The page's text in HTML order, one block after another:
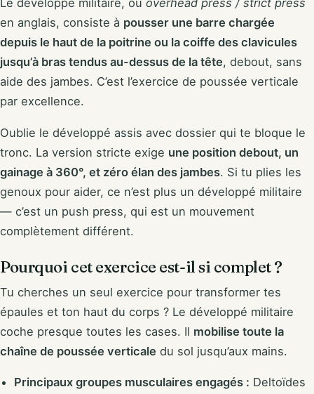
Le développé militaire, ou overhead press / strict press
en anglais, consiste à pousser une barre chargée
depuis le haut de la poitrine ou la coiffe des clavicules
jusqu’à bras tendus au-dessus de la tête, debout, sans
aide des jambes. C’est l’exercice de poussée verticale
par excellence.
Oublie le développé assis avec dossier qui te bloque le
tronc. La version stricte exige une position debout, un
gainage à 360°, et zéro élan des jambes. Si tu plies les
genoux pour aider, ce n’est plus un développé militaire
— c’est un push press, qui est un mouvement
complètement différent.
Pourquoi cet exercice est-il si complet ?
Tu cherches un seul exercice pour transformer tes
épaules et ton haut du corps ? Le développé militaire
coche presque toutes les cases. Il mobilise toute la
chaîne de poussée verticale du sol jusqu’aux mains.
Principaux groupes musculaires engagés : Deltoïdes